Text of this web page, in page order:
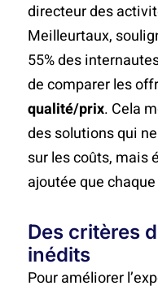
directeur des
Meilleurtaux,
55% des
de comparer les
qualité/prix. Cela
des solutions qui
sur les coûts, mais
ajoutée que
Des critères
inédits
Pour améliorer